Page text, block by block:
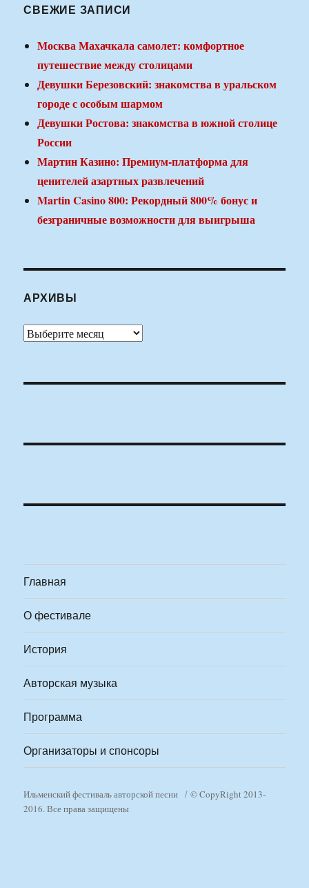
СВЕЖИЕ ЗАПИСИ
Москва Махачкала самолет: комфортное
путешествие между столицами
Девушки Березовский: знакомства в уральском
городе с особым шармом
Девушки Ростова: знакомства в южной столице
России
Мартин Казино: Премиум-платформа для
ценителей азартных развлечений
Martin Casino 800: Рекордный 800% бонус и
безграничные возможности для выигрыша
АРХИВЫ
Архивы
Главная
О фестивале
История
Авторская музыка
Программа
Организаторы и спонсоры
Ильменский фестиваль авторской песни
© CopyRight 2013-
2016. Все права защищены